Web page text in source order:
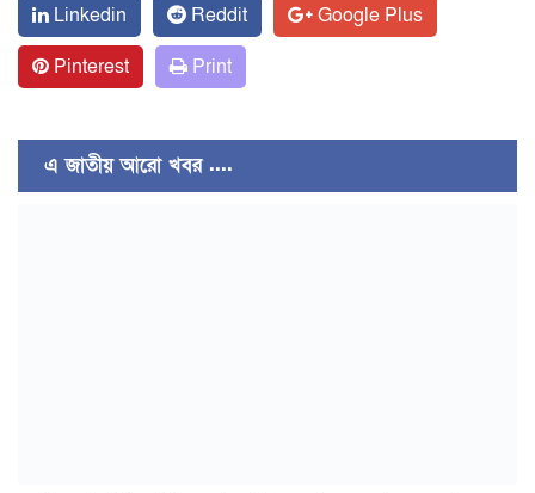
Linkedin
Reddit
Google Plus
Pinterest
Print
এ জাতীয় আরো খবর ....